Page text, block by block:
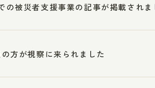
の被災者支援事業の記事が掲載されま
方が視察に来られました